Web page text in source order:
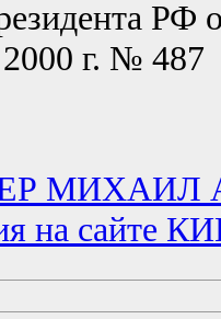
РФ
г. № 487
МИХАИЛ
на сайте